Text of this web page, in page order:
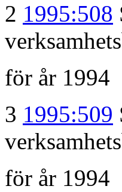
2 1995:508
för år 1994
3 1995:509
för år 1994